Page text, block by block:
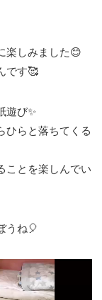
楽しみました😊
です🥰
遊び✨
ひらと落ちてくる
ことを楽しんでい
うね🎈